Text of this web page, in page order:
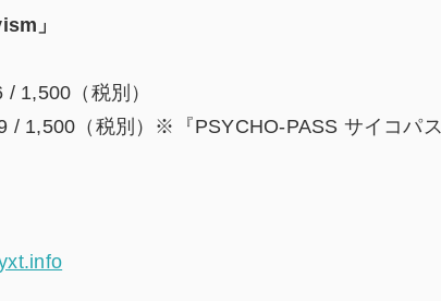
」
1,500（税別）
/ 1,500（税別）※『PSYCHO-PASS サイコパス